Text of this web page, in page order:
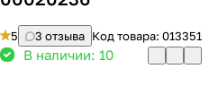
5 3 отзыва Код товара: 013351
В наличии: 10